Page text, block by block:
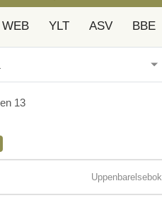
WEB YLT ASV BBE
13